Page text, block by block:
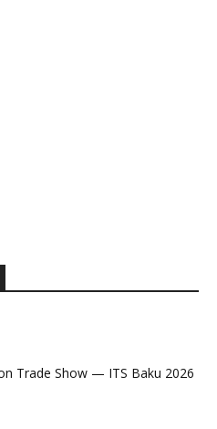
Trade Show — ITS Baku 2026